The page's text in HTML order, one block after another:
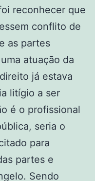
reconhecer que
conflito de
as partes
atuação da
já estava
litígio a ser
é o profissional
seria o
para
partes e
Sendo